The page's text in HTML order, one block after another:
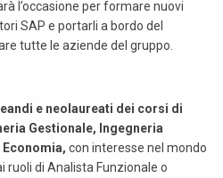
(Korean)
l’occasione per formare nuovi
SAP e portarli a bordo del
tutte le aziende del gruppo.
e neolaureati dei corsi di
Gestionale, Ingegneria
con interesse nel mondo
ruoli di Analista Funzionale o